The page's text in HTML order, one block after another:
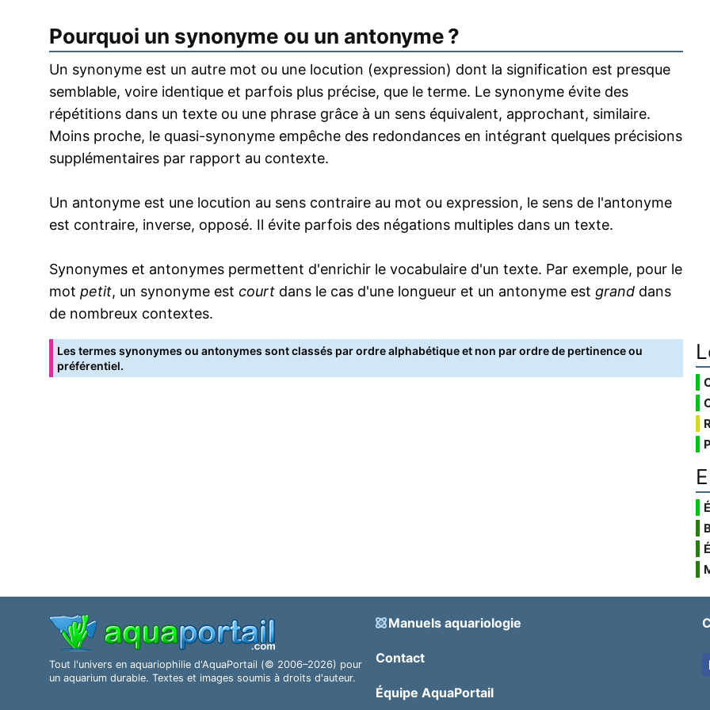
Pourquoi un synonyme ou un antonyme ?
Un synonyme est un autre mot ou une locution (expression) dont la signification est presque
semblable, voire identique et parfois plus précise, que le terme. Le synonyme évite des
répétitions dans un texte ou une phrase grâce à un sens équivalent, approchant, similaire.
Moins proche, le quasi-synonyme empêche des redondances en intégrant quelques précisions
supplémentaires par rapport au contexte.
Un antonyme est une locution au sens contraire au mot ou expression, le sens de l'antonyme
est contraire, inverse, opposé. Il évite parfois des négations multiples dans un texte.
Synonymes et antonymes permettent d'enrichir le vocabulaire d'un texte. Par exemple, pour le
mot petit, un synonyme est court dans le cas d'une longueur et un antonyme est grand dans
de nombreux contextes.
Les termes synonymes ou antonymes sont classés par ordre alphabétique et non par ordre de pertinence ou
préférentiel.
Tout l'univers en aquariophilie d'AquaPortail (© 2006–2026) pour
un aquarium durable. Textes et images soumis à droits d'auteur.
Manuels aquariologie
Contact
Équipe AquaPortail